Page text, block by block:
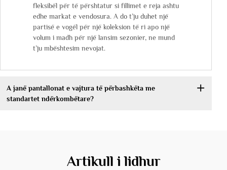
fleksibël për të përshtatur si fillimet e reja ashtu
edhe markat e vendosura. A do t’ju duhet një
partisë e vogël për një koleksion të ri apo një
volum i madh për një lansim sezonier, ne mund
t’ju mbështesim nevojat.
A janë pantallonat e vajtura të përbashkëta me
standartet ndërkombëtare?
Artikull i lidhur